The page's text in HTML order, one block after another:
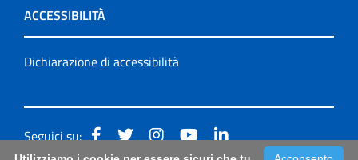
ACCESSIBILITÀ
Dichiarazione di accessibilità
Seguici su: